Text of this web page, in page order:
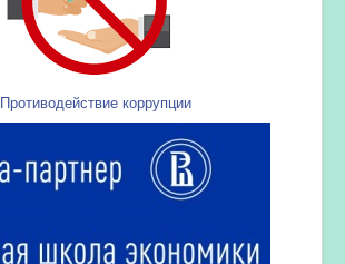
Противодействие коррупции